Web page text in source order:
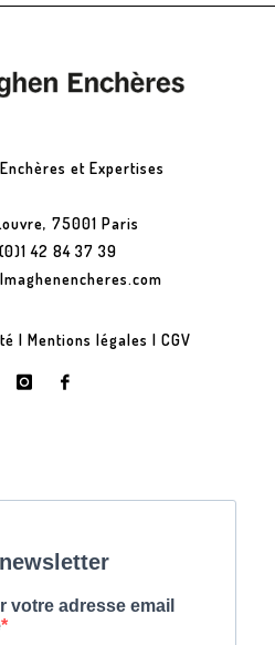
et Expertises
75001 Paris
42 84 37 39
| Mentions légales | CGV